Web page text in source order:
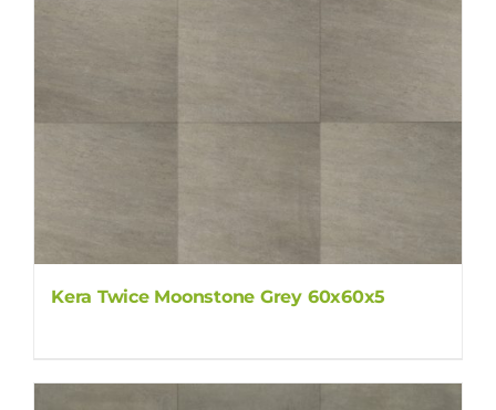
Kera Twice Moonstone Grey 60x60x5